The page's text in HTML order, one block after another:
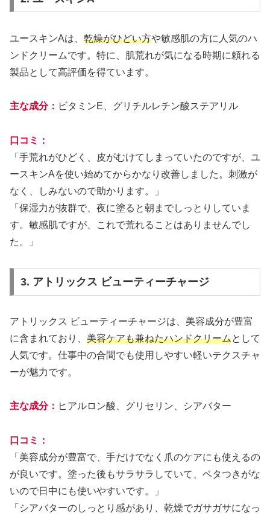
ユースキンAは、 乾燥がひどい方や敏感肌の方に人気のハ
ンドクリームです。特に、肌荒れが気になる時期に頼れる
製品として高評価を得ています。
主な成分： ビタミンE、グリチルレチン酸ステアリル
口コミ：
「手荒れがひどく、皮がむけてしまっていたのですが、ユ
ースキンAを使い始めてからかなり改善しました。刺激が
なく、しみないので助かります。」
「保湿力が抜群で、夜に塗ると朝までしっとりしていま
す。敏感肌ですが、これで荒れることはありませんでし
た。」
3. アトリックス ビューティーチャージ
アトリックス ビューティーチャージは、美容成分が豊富
に含まれており、 美容ケアも兼ねたハンドクリームとして
人気です。仕事中の合間でも使用しやすい軽いテクスチャ
ーが魅力です。
主な成分： ヒアルロン酸、グリセリン、シアバター
口コミ：
「美容成分が豊富で、手だけでなく爪のケアにも使えるの
が良いです。塗った後もサラサラしていて、ベタつきがな
いので日中にも使いやすいです。」
「シアバターのしっとり感があり、乾燥でガサガサになっ